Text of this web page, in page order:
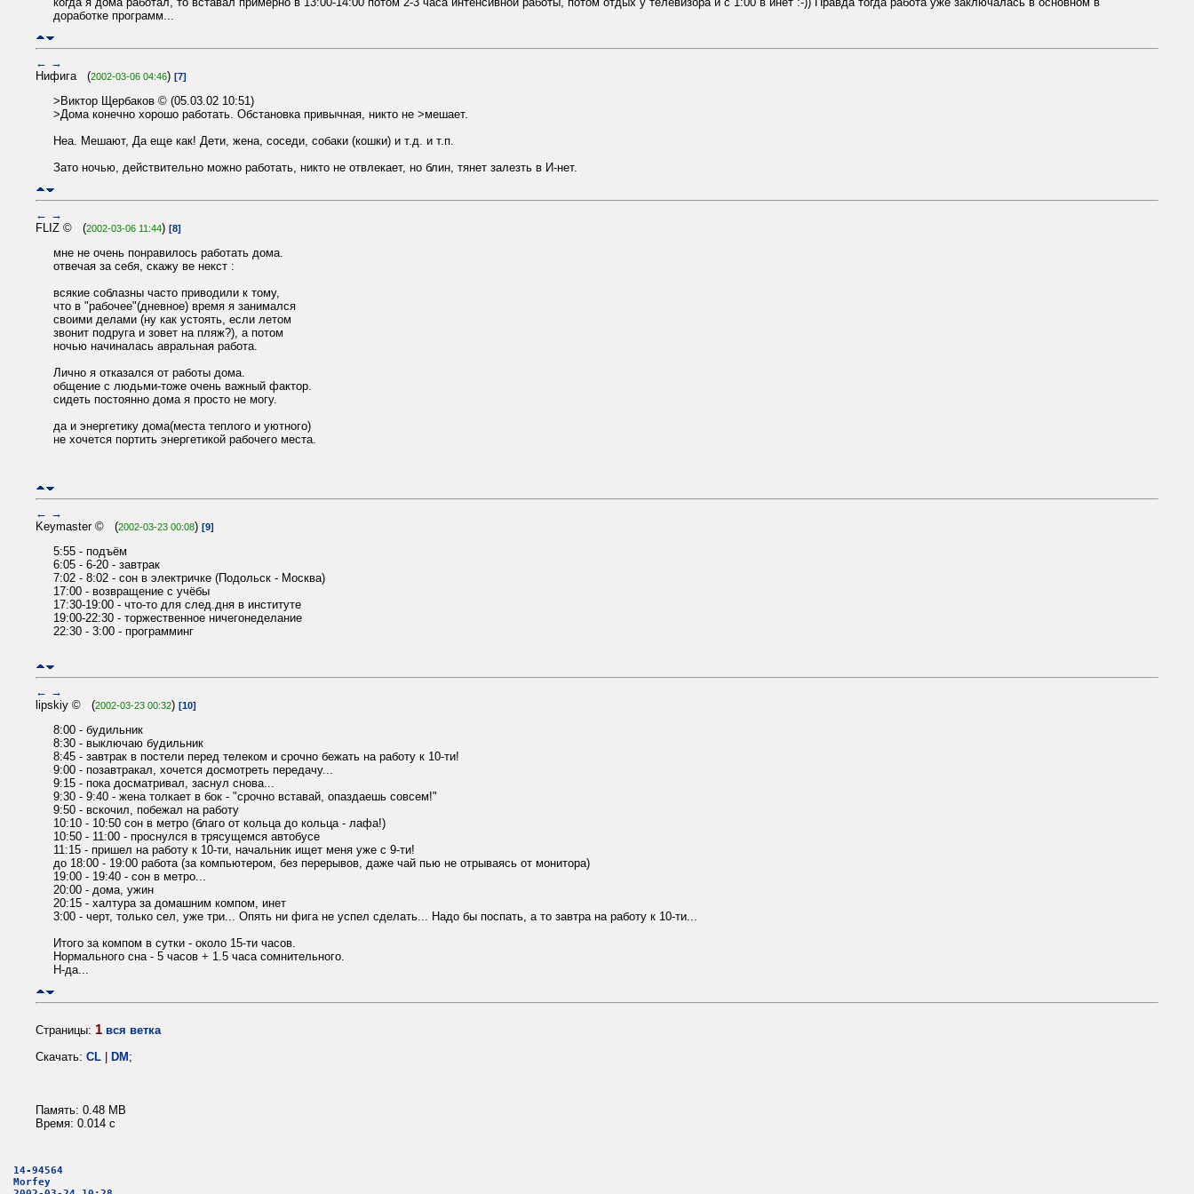
доработке программ...
← →
Нифига (2002-03-06 04:46) [7]
>Виктор Щербаков © (05.03.02 10:51)
>Дома конечно хорошо работать. Обстановка привычная, никто не >мешает.
Неа. Мешают, Да еще как! Дети, жена, соседи, собаки (кошки) и т.д. и т.п.
Зато ночью, действительно можно работать, никто не отвлекает, но блин, тянет залезть в И-нет.
← →
FLIZ © (2002-03-06 11:44) [8]
мне не очень понравилось работать дома.
отвечая за себя, скажу ве некст :
всякие соблазны часто приводили к тому,
что в "рабочее"(дневное) время я занимался
своими делами (ну как устоять, если летом
звонит подруга и зовет на пляж?), а потом
ночью начиналась авральная работа.
Лично я отказался от работы дома.
общение с людьми-тоже очень важный фактор.
сидеть постоянно дома я просто не могу.
да и энергетику дома(места теплого и уютного)
не хочется портить энергетикой рабочего места.
← →
Keymaster © (2002-03-23 00:08) [9]
5:55 - подъём
6:05 - 6-20 - завтрак
7:02 - 8:02 - сон в электричке (Подольск - Москва)
17:00 - возвращение с учёбы
17:30-19:00 - что-то для след.дня в институте
19:00-22:30 - торжественное ничегонеделание
22:30 - 3:00 - программинг
← →
lipskiy © (2002-03-23 00:32) [10]
8:00 - будильник
8:30 - выключаю будильник
8:45 - завтрак в постели перед телеком и срочно бежать на работу к 10-ти!
9:00 - позавтракал, хочется досмотреть передачу...
9:15 - пока досматривал, заснул снова...
9:30 - 9:40 - жена толкает в бок - "срочно вставай, опаздаешь совсем!"
9:50 - вскочил, побежал на работу
10:10 - 10:50 сон в метро (благо от кольца до кольца - лафа!)
10:50 - 11:00 - проснулся в трясущемся автобусе
11:15 - пришел на работу к 10-ти, начальник ищет меня уже с 9-ти!
до 18:00 - 19:00 работа (за компьютером, без перерывов, даже чай пью не отрываясь от монитора)
19:00 - 19:40 - сон в метро...
20:00 - дома, ужин
20:15 - халтура за домашним компом, инет
3:00 - черт, только сел, уже три... Опять ни фига не успел сделать... Надо бы поспать, а то завтра на работу к 10-ти...
Итого за компом в сутки - около 15-ти часов.
Нормального сна - 5 часов + 1.5 часа сомнительного.
Н-да...
Страницы: 1 вся ветка
Скачать: CL DM ;
Память: 0.48 MB
Время: 0.014 c
14-94564
Morfey